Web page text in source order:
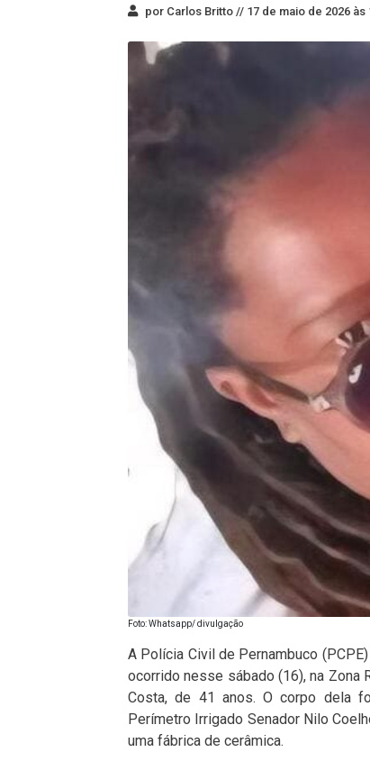
por Carlos Britto // 17 de maio de 2026 às
Foto: Whatsapp/ divulgação
A Polícia Civil de Pernambuco (PCPE)
ocorrido nesse sábado (16), na Zona
Costa, de 41 anos. O corpo dela
Perímetro Irrigado Senador Nilo
uma fábrica de cerâmica.